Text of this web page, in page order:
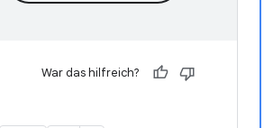
War das hilfreich?